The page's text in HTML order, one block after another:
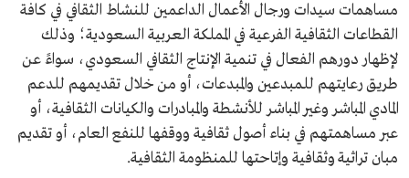
مساهمات سيدات ورجال الأعمال الداعمين للنشاط الثقافي في كافة
القطاعات الثقافية الفرعية في المملكة العربية السعودية؛ وذلك
لإظهار دورهم الفعال في تنمية الإنتاج الثقافي السعودي، سواءً عن
طريق رعايتهم للمبدعين والمبدعات، أو من خلال تقديمهم للدعم
المادي المباشر وغير المباشر للأنشطة والمبادرات والكيانات الثقافية، أو
عبر مساهمتهم في بناء أصول ثقافية ووقفها للنفع العام، أو تقديم
مبان تراثية وثقافية وإتاحتها للمنظومة الثقافية.